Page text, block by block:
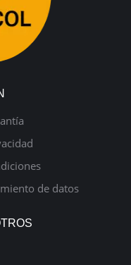
de datos